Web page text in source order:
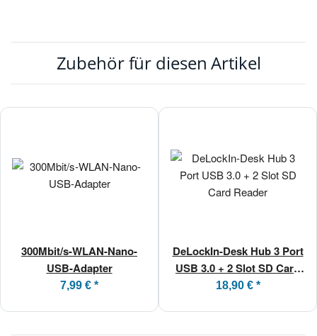
Zubehör für diesen Artikel
300Mbit/s-WLAN-Nano-
USB-Adapter
7,99 € *
DeLockIn-Desk Hub 3 Port
USB 3.0 + 2 Slot SD Card
Reader
18,90 € *